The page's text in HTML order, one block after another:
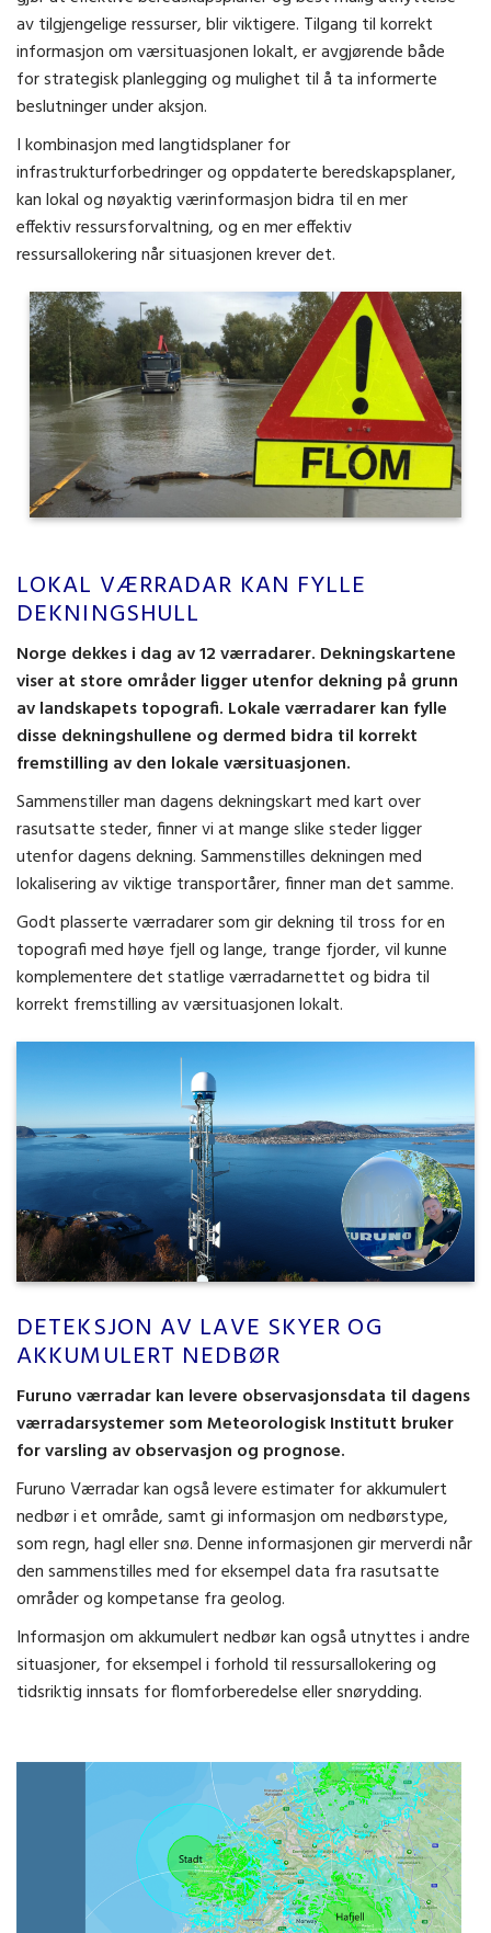
av tilgjengelige ressurser, blir viktigere. Tilgang til korrekt
informasjon om værsituasjonen lokalt, er avgjørende både
for strategisk planlegging og mulighet til å ta informerte
beslutninger under aksjon.
I kombinasjon med langtidsplaner for
infrastrukturforbedringer og oppdaterte beredskapsplaner,
kan lokal og nøyaktig værinformasjon bidra til en mer
effektiv ressursforvaltning, og en mer effektiv
ressursallokering når situasjonen krever det.
LOKAL VÆRRADAR KAN FYLLE
DEKNINGSHULL
Norge dekkes i dag av 12 værradarer. Dekningskartene
viser at store områder ligger utenfor dekning på grunn
av landskapets topografi. Lokale værradarer kan fylle
disse dekningshullene og dermed bidra til korrekt
fremstilling av den lokale værsituasjonen.
Sammenstiller man dagens dekningskart med kart over
rasutsatte steder, finner vi at mange slike steder ligger
utenfor dagens dekning. Sammenstilles dekningen med
lokalisering av viktige transportårer, finner man det samme.
Godt plasserte værradarer som gir dekning til tross for en
topografi med høye fjell og lange, trange fjorder, vil kunne
komplementere det statlige værradarnettet og bidra til
korrekt fremstilling av værsituasjonen lokalt.
DETEKSJON AV LAVE SKYER OG
AKKUMULERT NEDBØR
Furuno værradar kan levere observasjonsdata til dagens
værradarsystemer som Meteorologisk Institutt bruker
for varsling av observasjon og prognose.
Furuno Værradar kan også levere estimater for akkumulert
nedbør i et område, samt gi informasjon om nedbørstype,
som regn, hagl eller snø. Denne informasjonen gir merverdi når
den sammenstilles med for eksempel data fra rasutsatte
områder og kompetanse fra geolog.
Informasjon om akkumulert nedbør kan også utnyttes i andre
situasjoner, for eksempel i forhold til ressursallokering og
tidsriktig innsats for flomforberedelse eller snørydding.